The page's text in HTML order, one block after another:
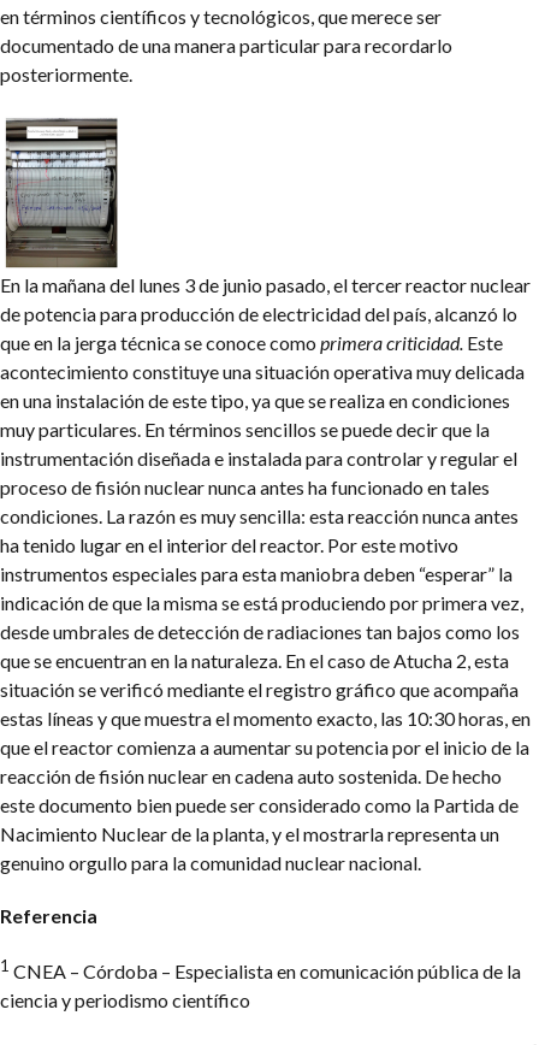
en términos científicos y tecnológicos, que merece ser
documentado de una manera particular para recordarlo
posteriormente.
En la mañana del lunes 3 de junio pasado, el tercer reactor nuclear
de potencia para producción de electricidad del país, alcanzó lo
que en la jerga técnica se conoce como primera criticidad. Este
acontecimiento constituye una situación operativa muy delicada
en una instalación de este tipo, ya que se realiza en condiciones
muy particulares. En términos sencillos se puede decir que la
instrumentación diseñada e instalada para controlar y regular el
proceso de fisión nuclear nunca antes ha funcionado en tales
condiciones. La razón es muy sencilla: esta reacción nunca antes
ha tenido lugar en el interior del reactor. Por este motivo
instrumentos especiales para esta maniobra deben “esperar” la
indicación de que la misma se está produciendo por primera vez,
desde umbrales de detección de radiaciones tan bajos como los
que se encuentran en la naturaleza. En el caso de Atucha 2, esta
situación se verificó mediante el registro gráfico que acompaña
estas líneas y que muestra el momento exacto, las 10:30 horas, en
que el reactor comienza a aumentar su potencia por el inicio de la
reacción de fisión nuclear en cadena auto sostenida. De hecho
este documento bien puede ser considerado como la Partida de
Nacimiento Nuclear de la planta, y el mostrarla representa un
genuino orgullo para la comunidad nuclear nacional.
Referencia
1 CNEA – Córdoba – Especialista en comunicación pública de la
ciencia y periodismo científico